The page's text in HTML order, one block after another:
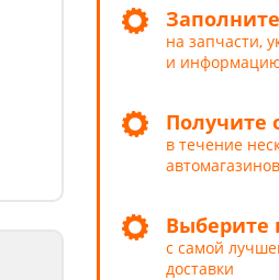
на запчасти,
и
Получите
в течение
Выберите
с самой
доставки